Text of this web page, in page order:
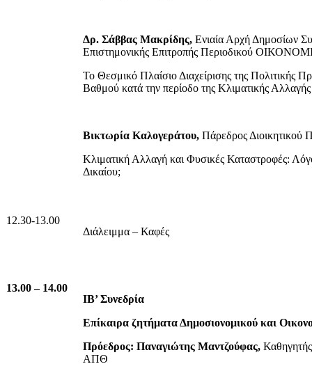
Δρ. Σάββας Μακρίδης, Ενιαία Αρχή Δημοσίων
Επιστημονικής Επιτροπής Περιοδικού
Το Θεσμικό Πλαίσιο Διαχείρισης της Πολιτικής
Βαθμού κατά την περίοδο της Κλιματικής Αλλαγής
Βικτωρία Καλογεράτου, Πάρεδρος Διοικητικού
Κλιματική Αλλαγή και Φυσικές Καταστροφές:
Δικαίου;
12.30-13.00
Διάλειμμα – Καφές
13.00 – 14.00
ΙΒ’ Συνεδρία
Επίκαιρα ζητήματα Δημοσιονομικού και
Πρόεδρος: Παναγιώτης Μαντζούφας,
ΑΠΘ